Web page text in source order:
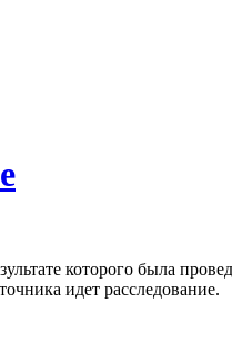
которого была
идет расследование.